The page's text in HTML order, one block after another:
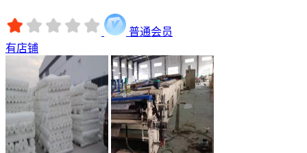
普通会员
有店铺